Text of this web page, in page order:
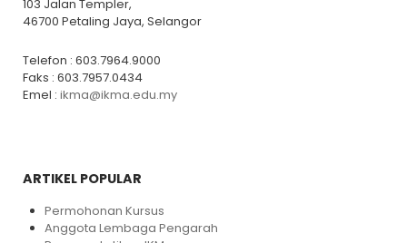
103 Jalan Templer,
46700 Petaling Jaya, Selangor
Telefon : 603.7964.9000
Faks : 603.7957.0434
Emel : ikma@ikma.edu.my
ARTIKEL POPULAR
Permohonan Kursus
Anggota Lembaga Pengarah